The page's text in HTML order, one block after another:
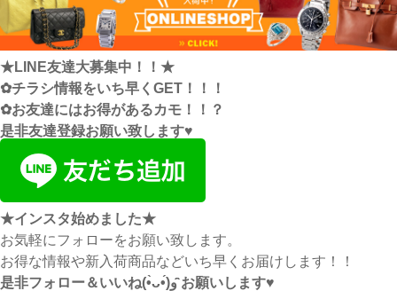
★LINE友達大募集中！！★
✿チラシ情報をいち早くGET！！！
✿お友達にはお得があるカモ！！？
是非友達登録お願い致します♥
★インスタ始めました★
お気軽にフォローをお願い致します。
お得な情報や新入荷商品などいち早くお届けします！！
是非フォロー＆いいね(•̀ᴗ•́)و ̑̑お願いします♥